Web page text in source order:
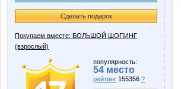
Сделать подарок
Покупаем вместе: БОЛЬШОЙ ШОПИНГ
(взрослый)
популярность:
54 место
рейтинг 155356 ?